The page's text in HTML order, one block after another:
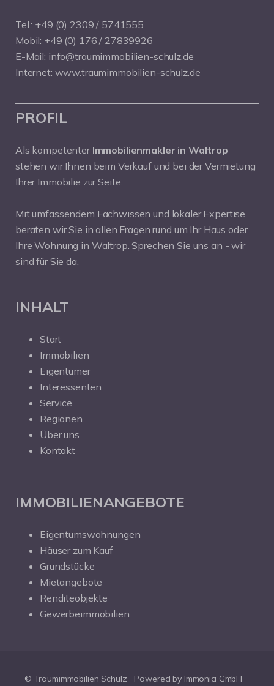
Tel.: +49 (0) 2309 / 5741555
Mobil: +49 (0) 176 / 27839926
E-Mail: info@traumimmobilien-schulz.de
Internet: www.traumimmobilien-schulz.de
PROFIL
Als kompetenter Immobilienmakler in Waltrop
stehen wir Ihnen beim Verkauf und bei der Vermietung
Ihrer Immobilie zur Seite.
Mit umfassendem Fachwissen und lokaler Expertise
beraten wir Sie in allen Fragen rund um Ihr Haus oder
Ihre Wohnung in Waltrop. Sprechen Sie uns an - wir
sind für Sie da.
INHALT
Start
Immobilien
Eigentümer
Interessenten
Service
Regionen
Über uns
Kontakt
IMMOBILIENANGEBOTE
Eigentumswohnungen
Häuser zum Kauf
Grundstücke
Mietangebote
Renditeobjekte
Gewerbeimmobilien
© Traumimmobilien Schulz Powered by Immonia GmbH